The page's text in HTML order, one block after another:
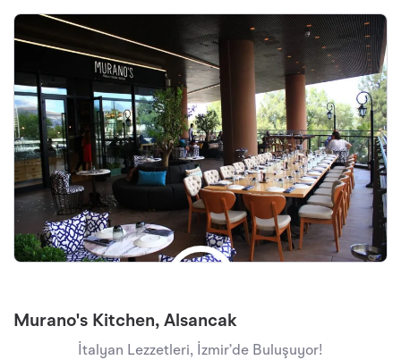
Murano's Kitchen, Alsancak
İtalyan Lezzetleri, İzmir’de Buluşuyor!